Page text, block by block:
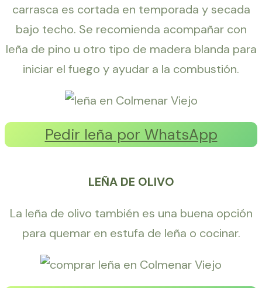
carrasca es cortada en temporada y secada
bajo techo. Se recomienda acompañar con
leña de pino u otro tipo de madera blanda para
iniciar el fuego y ayudar a la combustión.
Pedir leña por WhatsApp
LEÑA DE OLIVO
La leña de olivo también es una buena opción
para quemar en estufa de leña o cocinar.